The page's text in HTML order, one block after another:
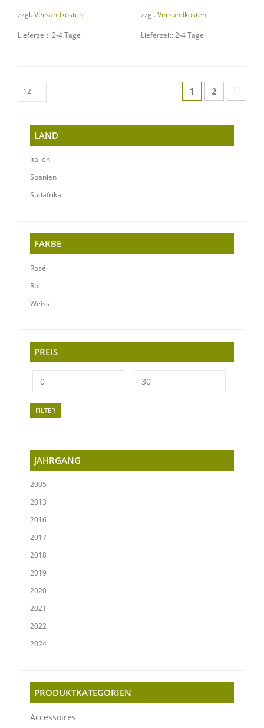
zzgl. Versandkosten
Lieferzeit: 2-4 Tage
zzgl. Versandkosten
Lieferzeit: 2-4 Tage
1 2
LAND
Italien
Spanien
Südafrika
FARBE
Rosé
Rot
Weiss
PREIS
FILTER
JAHRGANG
2005
2013
2016
2017
2018
2019
2020
2021
2022
2024
PRODUKTKATEGORIEN
Accessoires